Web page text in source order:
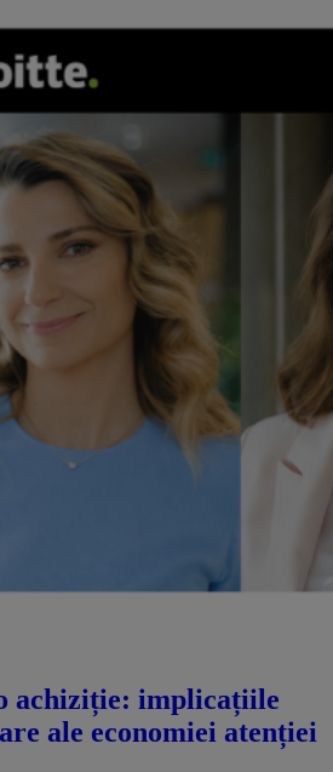
achiziție: implicațiile
ale economiei atenției